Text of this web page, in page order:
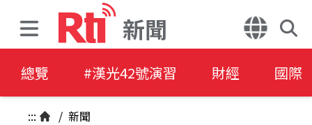
新聞
總覽 #漢光42號演習 財經 國際
::: / 新聞